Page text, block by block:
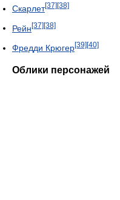
Скарлет[37] [38]
Рейн[37][38]
Фредди Крюгер[39] [40]
Облики персонажей